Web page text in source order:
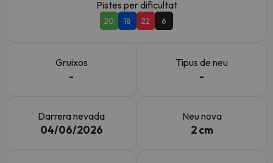
Pistes per dificultat
20 18 22 6
Gruixos
-
Tipus de neu
-
Darrera nevada
04/06/2026
Neu nova
2 cm